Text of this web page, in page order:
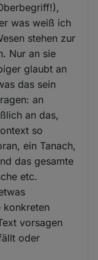
was weiß ich
stehen zur
Nur an sie
glaubt an
das sein
an
an das,
so
ein Tanach,
das gesamte
etc.
konkreten
vorsagen
oder